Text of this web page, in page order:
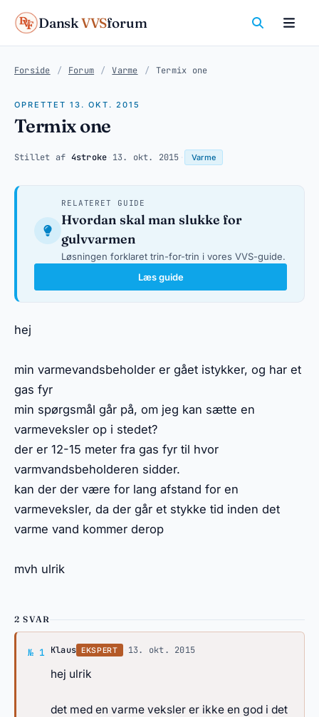
DanskVVSforum
Forside / Forum / Varme / Termix one
OPRETTET 13. OKT. 2015
Termix one
Stillet af 4stroke 13. okt. 2015 Varme
RELATERET GUIDE
Hvordan skal man slukke for
gulvvarmen
Løsningen forklaret trin-for-trin i vores VVS-guide.
Læs guide
hej
min varmevandsbeholder er gået istykker, og har et
gas fyr
min spørgsmål går på, om jeg kan sætte en
varmeveksler op i stedet?
der er 12-15 meter fra gas fyr til hvor
varmvandsbeholderen sidder.
kan der der være for lang afstand for en
varmeveksler, da der går et stykke tid inden det
varme vand kommer derop
mvh ulrik
2 SVAR
№ 1 Svar af Klaus
Klaus EKSPERT 13. okt. 2015
hej ulrik
det med en varme veksler er ikke en god i det